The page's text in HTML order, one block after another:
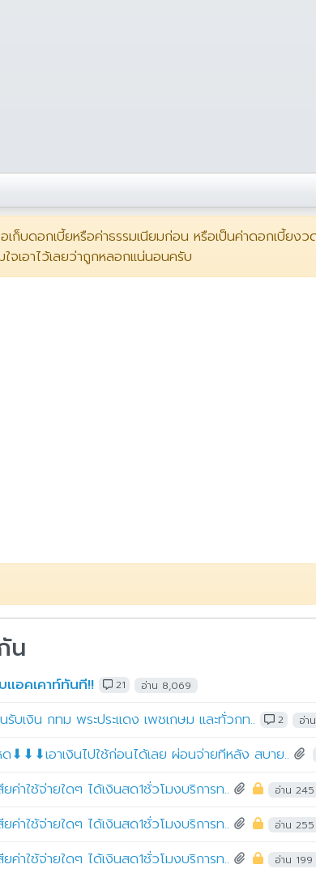
ก็บดอกเบี้ยหรือค่าธรรมเนียมก่อน หรือเป็นค่าดอกเบี้ยง
จเอาไว้เลยว่าถูกหลอกแน่นอนครับ
น
อคเคาท์ทันที!! 21 อ่าน 8,069
บเงิน กทม พระประแดง เพชเกษม และทั่วกท.. 2 อ่า
เอาเงินไปใช้ก่อนได้เลย ผ่อนจ่ายทีหลัง สบาย..
ค่าใช้จ่ายใดๆ ได้เงินสด1ชั่วโมงบริการท.. อ่าน 245
ค่าใช้จ่ายใดๆ ได้เงินสด1ชั่วโมงบริการท.. อ่าน 255
ค่าใช้จ่ายใดๆ ได้เงินสด1ชั่วโมงบริการท.. อ่าน 199